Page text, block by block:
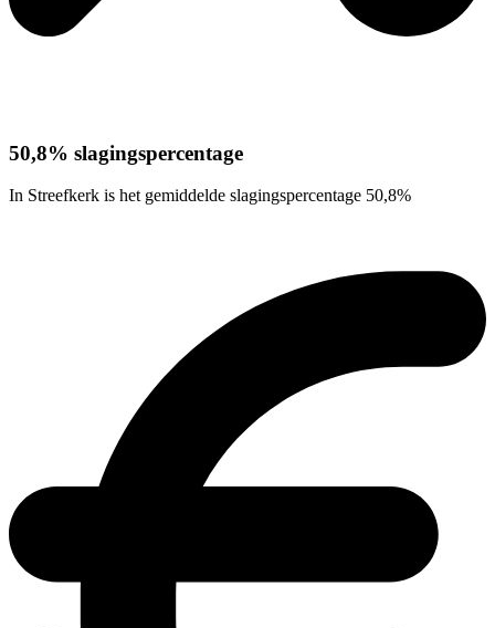
50,8% slagingspercentage
In Streefkerk is het gemiddelde slagingspercentage 50,8%